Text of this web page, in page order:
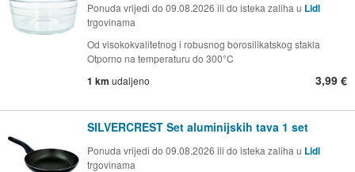
Ponuda vrijedi do 09.08.2026 ili do isteka zaliha u Lidl
trgovinama
Od visokokvalitetnog i robusnog borosilikatskog stakla
Otporno na temperaturu do 300°C
1 km udaljeno 3,99 €
SILVERCREST Set aluminijskih tava 1 set
Ponuda vrijedi do 09.08.2026 ili do isteka zaliha u Lidl
trgovinama